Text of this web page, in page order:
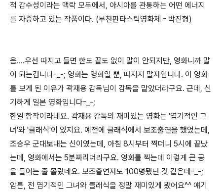
적 감수성이라는 맥락 모두에서, 아시아를 관통하는 어떤 에너지
를 자증하고 있는 작품이다. (부천판타스틱영화제 - 박진형)
음....우선 따지고 들면 한도 끝도 없이 말이 안되지만, 영화니까 말
이 되는겁니다-_-; 영화는 영화일 뿐, 따지지 말자입니다. 이 영화
를 보게 된 이유가 곽재용 감독님이 감독을 맡았더라구요. 근데, 신
기하게 일본 영화입니다-_-;
한일 합작이라네요. 곽재용 감독의 재미있는 영화는 '엽기적인 그
녀'와 '클래식'이 있지요. 예전에 클래식에서 보조출연을 했었는데,
조승우 군대보내는 신이였는데, 아침 8시부터 찍더니 5시에 끝났
는데, 영화에서는 5분짜리더라구요. 영화를 찍는데 이렇게 큰 공
을 들이는 줄 몰랐네요. 보조출연자도 100명됐던 것 같은데-_-;
암튼, 전 엽기적인 그녀와 클래식을 정말 재미있게 봤어요^^ 얘기